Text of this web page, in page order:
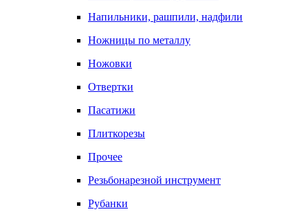
Напильники, рашпили, надфили
Ножницы по металлу
Ножовки
Отвертки
Пасатижи
Плиткорезы
Прочее
Резьбонарезной инструмент
Рубанки